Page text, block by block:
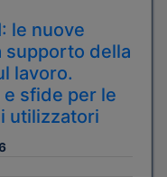
le nuove
supporto della
lavoro.
sfide per le
utilizzatori